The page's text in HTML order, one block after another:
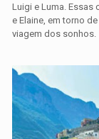
Luigi e Luma. Essas
e Elaine, em torno
viagem dos sonhos.